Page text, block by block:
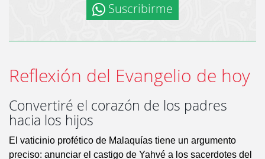
Suscribirme
Reflexión del Evangelio de hoy
Convertiré el corazón de los padres
hacia los hijos
El vaticinio profético de Malaquías tiene un argumento
preciso: anunciar el castigo de Yahvé a los sacerdotes del